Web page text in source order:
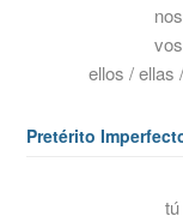
ellos / ellas
Pretérito